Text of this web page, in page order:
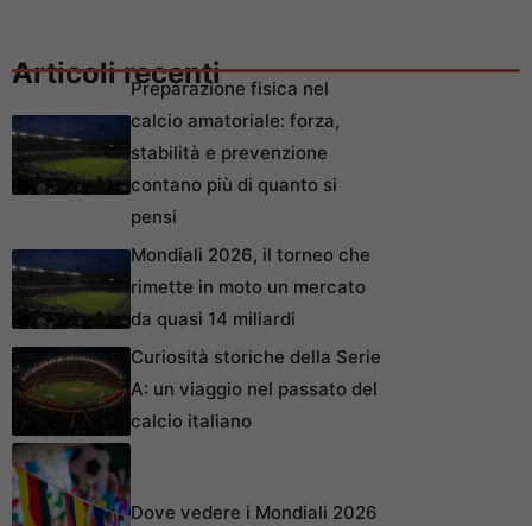
Articoli recentiPreparazione fisica nel
calcio amatoriale: forza,
stabilità e prevenzione
contano più di quanto si
pensi
Mondiali 2026, il torneo che
rimette in moto un mercato
da quasi 14 miliardi
Curiosità storiche della Serie
A: un viaggio nel passato del
calcio italiano
Dove vedere i Mondiali 2026